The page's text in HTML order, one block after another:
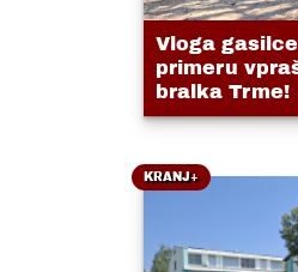
Vloga
primeru
bralka Trme!
KRANJ+